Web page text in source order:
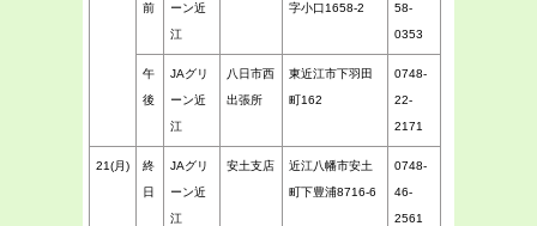
前
ーン近
江
字小口1658-2
58-
0353
午
後
JAグリ
ーン近
江
八日市西
出張所
東近江市下羽田
町162
0748-
22-
2171
21(月)
終
日
JAグリ
ーン近
江
安土支店
近江八幡市安土
町下豊浦8716-6
0748-
46-
2561